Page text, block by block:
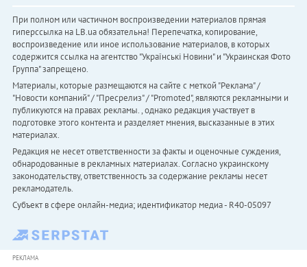
При полном или частичном воспроизведении материалов прямая
гиперссылка на LB.ua обязательна! Перепечатка, копирование,
воспроизведение или иное использование материалов, в которых
содержится ссылка на агентство "Українськi Новини" и "Украинская Фото
Группа" запрещено.
Материалы, которые размещаются на сайте с меткой "Реклама" /
"Новости компаний" / "Пресрелиз" / "Promoted", являются рекламными и
публикуются на правах рекламы. , однако редакция участвует в
подготовке этого контента и разделяет мнения, высказанные в этих
материалах.
Редакция не несет ответственности за факты и оценочные суждения,
обнародованные в рекламных материалах. Согласно украинскому
законодательству, ответственность за содержание рекламы несет
рекламодатель.
Субъект в сфере онлайн-медиа; идентификатор медиа - R40-05097
РЕКЛАМА